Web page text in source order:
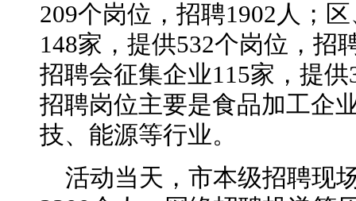
209个岗位，招聘1902人；
148家，提供532个岗位，招
招聘会征集企业115家，提
招聘岗位主要是食品加工企
技、能源等行业。
活动当天，市本级招聘现